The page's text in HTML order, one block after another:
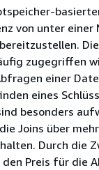
von unter
zugegriffen
einer
eines
besonders
Joins über
Durch die
Preis für die